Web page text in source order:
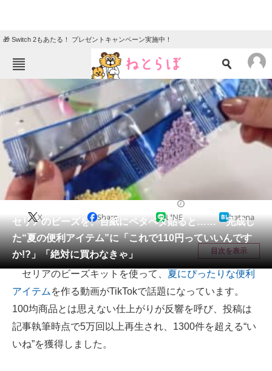
🎁 Switch 2もあたる！ プレゼントキャンペーン実施中！
ニュース
エンタメ クイズ
グルメ 地域
住まい 教育・育児
動物 リサーチ
会員記事
メディア
注目記事を集めた総合ページ
ITの今と未来を見通す
スマホと通信の最新トレンド
進化するPCとデバイスの未来
セリアのビーズを、台紙にペタペタ貼ると…… 完成し
た“夏の便利アイテム”に「これで110円っていいんです
か!?」「絶対に買わなきゃ」
X Share LINE hatena
目次を表示
セリアのビーズキットを使って、 夏にぴったりな便利
アイテム を作る動画がTikTokで話題になっています。
100均商品とは思えない仕上がりが反響を呼び、投稿は
記事執筆時点で5万回以上再生され、1300件を超える“い
いね”を獲得しました。